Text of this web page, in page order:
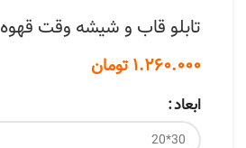
تابلو قاب و شیشه وقت قهوه
تومان
ابعاد